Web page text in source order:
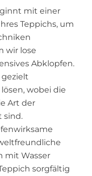
mit einer
Teppichs, um
wir lose
Abklopfen.
wobei die
Art der
sind.
mit Wasser
sorgfältig